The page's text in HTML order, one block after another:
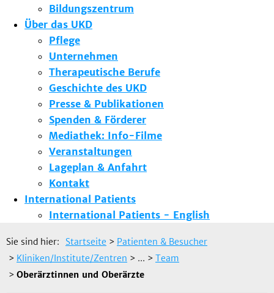
Bildungszentrum
Über das UKD
Pflege
Unternehmen
Therapeutische Berufe
Geschichte des UKD
Presse & Publikationen
Spenden & Förderer
Mediathek: Info-Filme
Veranstaltungen
Lageplan & Anfahrt
Kontakt
International Patients
International Patients - English
Sie sind hier: Startseite > Patienten & Besucher
> Kliniken/Institute/Zentren > ... > Team
> Oberärztinnen und Oberärzte